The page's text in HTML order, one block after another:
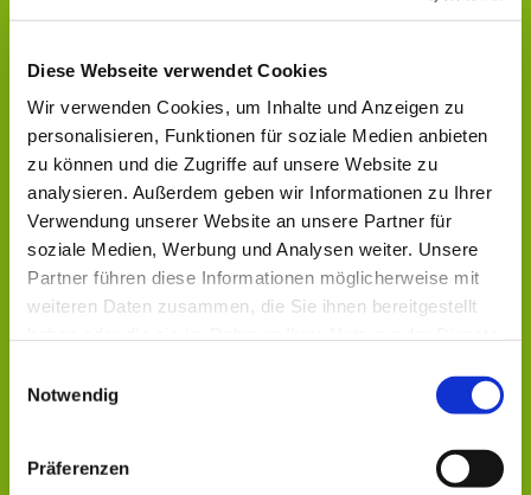
Diese Webseite verwendet Cookies
Wir verwenden Cookies, um Inhalte und Anzeigen zu
personalisieren, Funktionen für soziale Medien anbieten
zu können und die Zugriffe auf unsere Website zu
analysieren. Außerdem geben wir Informationen zu Ihrer
Verwendung unserer Website an unsere Partner für
soziale Medien, Werbung und Analysen weiter. Unsere
Partner führen diese Informationen möglicherweise mit
weiteren Daten zusammen, die Sie ihnen bereitgestellt
Notwendig
Präferenzen
Infos & Anmeldung bei:
Tel.: 0151 14170618
Dies könnte Sie auch